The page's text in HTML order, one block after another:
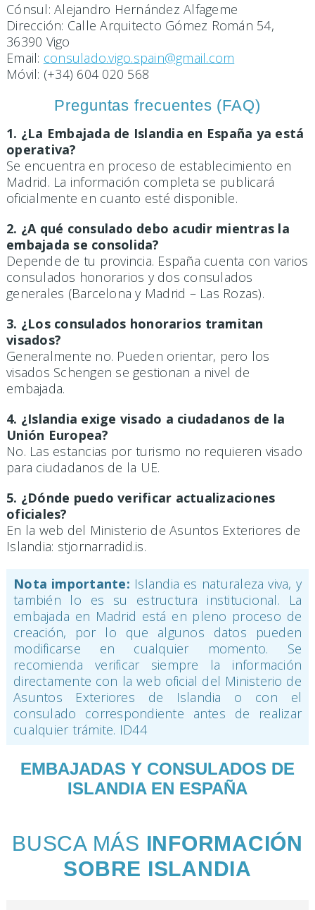
Cónsul: Alejandro Hernández Alfageme
Dirección: Calle Arquitecto Gómez Román 54,
36390 Vigo
Email: consulado.vigo.spain@gmail.com
Móvil: (+34) 604 020 568
Preguntas frecuentes (FAQ)
1. ¿La Embajada de Islandia en España ya está
operativa?
Se encuentra en proceso de establecimiento en
Madrid. La información completa se publicará
oficialmente en cuanto esté disponible.
2. ¿A qué consulado debo acudir mientras la
embajada se consolida?
Depende de tu provincia. España cuenta con varios
consulados honorarios y dos consulados
generales (Barcelona y Madrid – Las Rozas).
3. ¿Los consulados honorarios tramitan
visados?
Generalmente no. Pueden orientar, pero los
visados Schengen se gestionan a nivel de
embajada.
4. ¿Islandia exige visado a ciudadanos de la
Unión Europea?
No. Las estancias por turismo no requieren visado
para ciudadanos de la UE.
5. ¿Dónde puedo verificar actualizaciones
oficiales?
En la web del Ministerio de Asuntos Exteriores de
Islandia: stjornarradid.is.
Nota importante: Islandia es naturaleza viva, y
también lo es su estructura institucional. La
embajada en Madrid está en pleno proceso de
creación, por lo que algunos datos pueden
modificarse en cualquier momento. Se
recomienda verificar siempre la información
directamente con la web oficial del Ministerio de
Asuntos Exteriores de Islandia o con el
consulado correspondiente antes de realizar
cualquier trámite. ID44
EMBAJADAS Y CONSULADOS DE
ISLANDIA EN ESPAÑA
BUSCA MÁS INFORMACIÓN
SOBRE ISLANDIA